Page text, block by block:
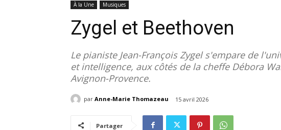
À la Une Musiques
Zygel et Beethoven
Le pianiste Jean-François Zygel s'empare de
et intelligence, aux côtés de la cheffe Débora
Avignon-Provence.
par Anne-Marie Thomazeau 15 avril 2026
Partager